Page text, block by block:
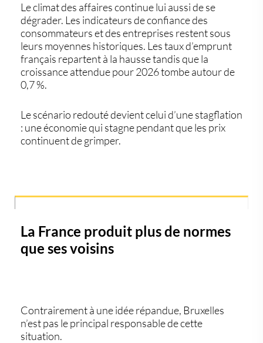
Le climat des affaires continue lui aussi de se
dégrader. Les indicateurs de confiance des
consommateurs et des entreprises restent sous
leurs moyennes historiques. Les taux d’emprunt
français repartent à la hausse tandis que la
croissance attendue pour 2026 tombe autour de
0,7 %.
Le scénario redouté devient celui d’unestagflation
: une économie qui stagne pendant que les prix
continuent de grimper.
La France produit plus de normes
que ses voisins
Contrairement à une idée répandue, Bruxelles
n’est pas le principal responsable de cette
situation.